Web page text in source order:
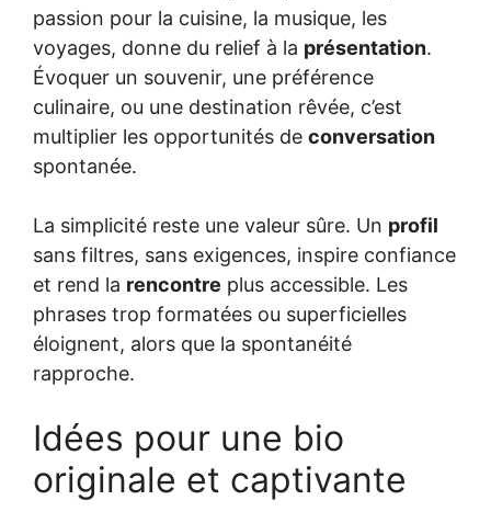
passion pour la cuisine, la musique, les
voyages, donne du relief à la présentation.
Évoquer un souvenir, une préférence
culinaire, ou une destination rêvée, c’est
multiplier les opportunités de conversation
spontanée.
La simplicité reste une valeur sûre. Un profil
sans filtres, sans exigences, inspire confiance
et rend la rencontre plus accessible. Les
phrases trop formatées ou superficielles
éloignent, alors que la spontanéité
rapproche.
Idées pour une bio
originale et captivante